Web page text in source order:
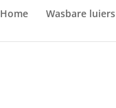
Home Wasbare luiers